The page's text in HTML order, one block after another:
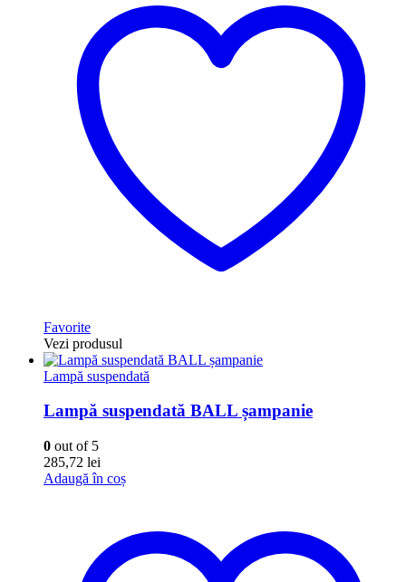
Favorite
Vezi produsul
Lampă suspendată
Lampă suspendată BALL șampanie
0 out of 5
285,72 lei
Adaugă în coș